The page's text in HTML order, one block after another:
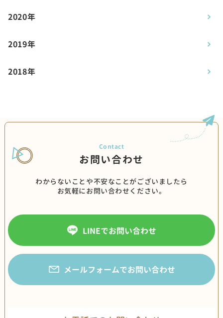
2020年
2019年
2018年
お問い合わせ
わからないことや不安なことがございましたら
お気軽にお問い合わせください。
LINEでお問い合わせ
メールフォームでお問い合わせ